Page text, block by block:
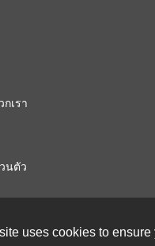
uses cookies to ensure
เรา
นตัว